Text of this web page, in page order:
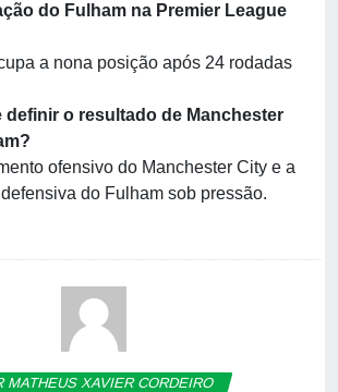
do Fulham na Premier League
a nona posição após 24 rodadas
definir o resultado de Manchester
ofensivo do Manchester City e a
do Fulham sob pressão.
MATHEUS XAVIER CORDEIRO